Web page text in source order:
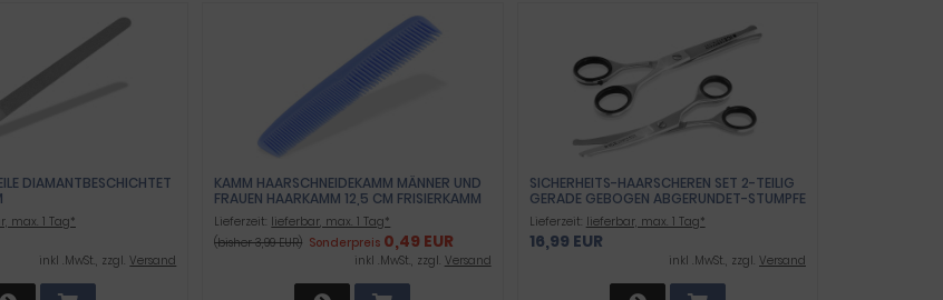
DIAMANTBESCHICHTET
max. 1 Tag*
inkl .MwSt., zzgl.Versand
KAMM HAARSCHNEIDEKAMM MÄNNER UND
FRAUEN HAARKAMM 12,5 CM FRISIERKAMM
PROFFESSIONELLER TASCHENKAMM -
BRUCHFEST - ZUM HAARE SCHNEIDEN -
HAIR COMB
Lieferzeit: lieferbar, max. 1 Tag*
(bisher 3,99 EUR) Sonderpreis 0,49 EUR
inkl .MwSt., zzgl. Versand
SICHERHEITS-HAARSCHEREN SET 2-TEILIG
GERADE GEBOGEN ABGERUNDET-STUMPFE
ENDEN FRISEURSCHEREN
Lieferzeit: lieferbar, max. 1 Tag*
16,99 EUR
inkl .MwSt., zzgl. Versand